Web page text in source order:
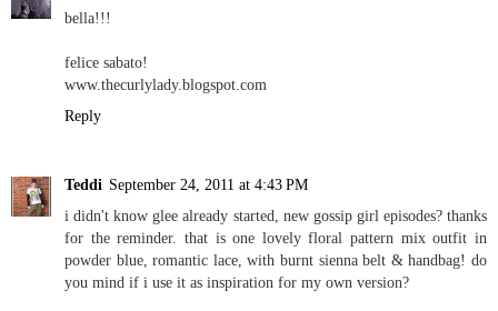
bella!!!
felice sabato!
www.thecurlylady.blogspot.com
Reply
Teddi September 24, 2011 at 4:43 PM
i didn't know glee already started, new gossip girl episodes? thanks
for the reminder. that is one lovely floral pattern mix outfit in
powder blue, romantic lace, with burnt sienna belt & handbag! do
you mind if i use it as inspiration for my own version?